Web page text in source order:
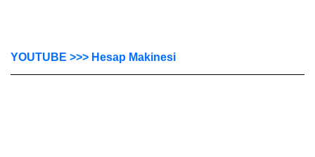
YOUTUBE >>> Hesap Makinesi